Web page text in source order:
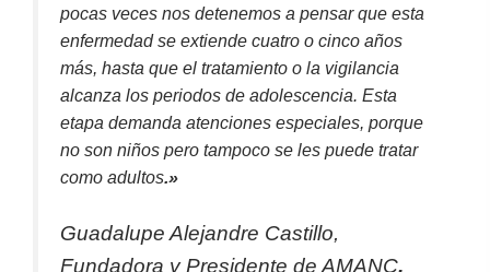
pocas veces nos detenemos a pensar que esta
enfermedad se extiende cuatro o cinco años
más, hasta que el tratamiento o la vigilancia
alcanza los periodos de adolescencia. Esta
etapa demanda atenciones especiales, porque
no son niños pero tampoco se les puede tratar
como adultos.»
Guadalupe Alejandre Castillo,
Fundadora y Presidente de AMANC.